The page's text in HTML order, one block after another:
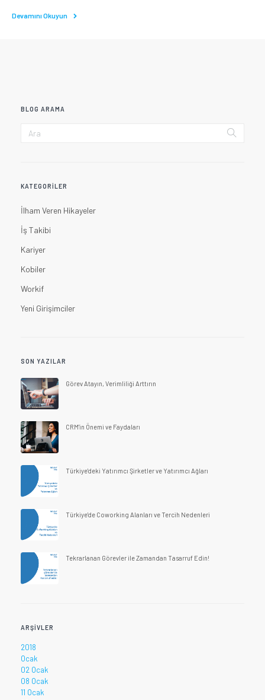
Devamını Okuyun
BLOG ARAMA
KATEGORILER
İlham Veren Hikayeler
İş Takibi
Kariyer
Kobiler
Workif
Yeni Girişimciler
SON YAZILAR
Görev Atayın, Verimliliği Arttırın
CRM'in Önemi ve Faydaları
Türkiye'deki Yatırımcı Şirketler ve Yatırımcı Ağları
Türkiye'de Coworking Alanları ve Tercih Nedenleri
Tekrarlanan Görevler ile Zamandan Tasarruf Edin!
ARŞIVLER
2018
Ocak
02 Ocak
08 Ocak
11 Ocak